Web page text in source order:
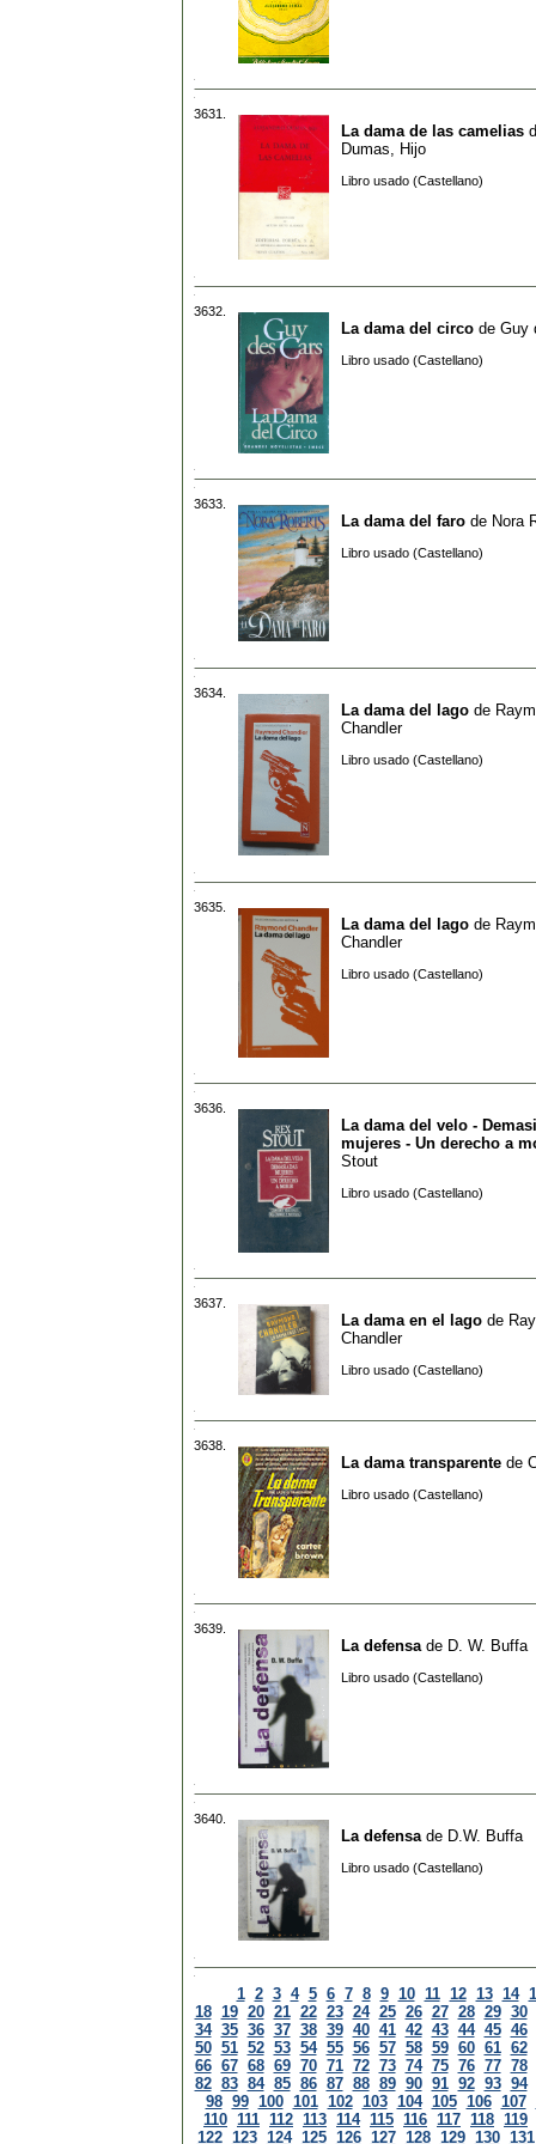
3631.
La dama de las camelias
Dumas, Hijo
Libro usado (Castellano)
3632.
La dama del circo de Guy
Libro usado (Castellano)
3633.
La dama del faro de Nora
Libro usado (Castellano)
3634.
La dama del lago de
Chandler
Libro usado (Castellano)
3635.
La dama del lago de
Chandler
Libro usado (Castellano)
3636.
La dama del velo -
mujeres - Un derecho a
Stout
Libro usado (Castellano)
3637.
La dama en el lago de
Chandler
Libro usado (Castellano)
3638.
La dama transparente de
Libro usado (Castellano)
3639.
La defensa de D. W. Buffa
Libro usado (Castellano)
3640.
La defensa de D.W. Buffa
Libro usado (Castellano)
1 2 3 4 5 6 7 8 9 10 11 12 13 14
18 19 20 21 22 23 24 25 26 27 28 29 30
34 35 36 37 38 39 40 41 42 43 44 45 46
50 51 52 53 54 55 56 57 58 59 60 61 62
66 67 68 69 70 71 72 73 74 75 76 77 78
82 83 84 85 86 87 88 89 90 91 92 93 94
98 99 100 101 102 103 104 105 106 107
110 111 112 113 114 115 116 117 118 119
122 123 124 125 126 127 128 129 130 131